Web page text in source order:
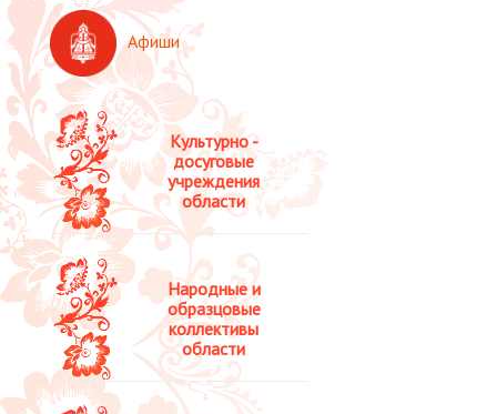
Культурно -
досуговые
учреждения
области
Народные и
образцовые
коллективы
области
Афиши